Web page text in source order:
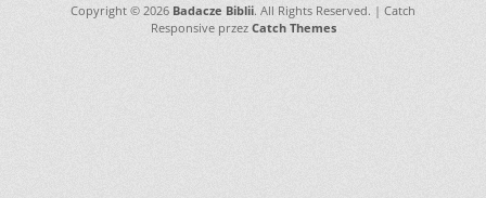
Copyright © 2026 Badacze Biblii. All Rights Reserved. | Catch
Responsive przez Catch Themes